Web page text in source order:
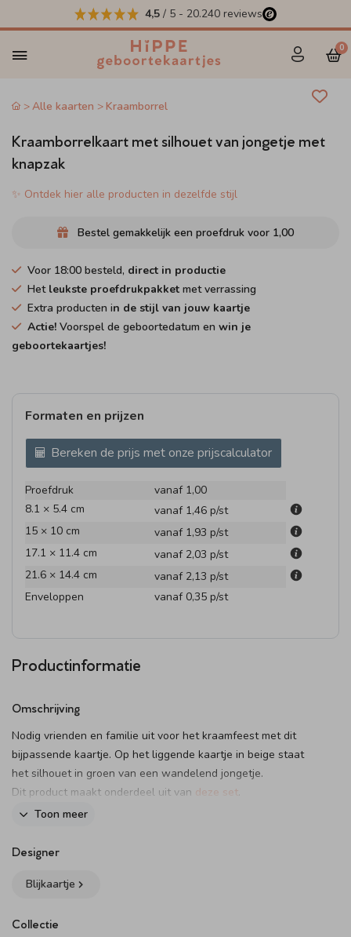
4,5 / 5 - 20.240 reviews
0
Alle kaarten Kraamborrel
Kraamborrelkaart met silhouet van jongetje met
knapzak
✨ Ontdek hier alle producten in dezelfde stijl
Bestel gemakkelijk een proefdruk voor 1,00
Voor 18:00 besteld, direct in productie
Het leukste proefdrukpakket met verrassing
Extra producten in de stijl van jouw kaartje
Actie! Voorspel de geboortedatum en win je
geboortekaartjes!
Formaten en prijzen
Bereken de prijs met onze prijscalculator
Proefdruk
vanaf 1,00
8.1 × 5.4 cm
vanaf 1,46 p/st
15 × 10 cm
vanaf 1,93 p/st
17.1 × 11.4 cm
vanaf 2,03 p/st
21.6 × 14.4 cm
vanaf 2,13 p/st
Enveloppen
vanaf 0,35 p/st
Productinformatie
Omschrijving
Nodig vrienden en familie uit voor het kraamfeest met dit
bijpassende kaartje. Op het liggende kaartje in beige staat
het silhouet in groen van een wandelend jongetje.
Dit product maakt onderdeel uit van deze set
Toon meer
Designer
Blijkaartje
Collectie